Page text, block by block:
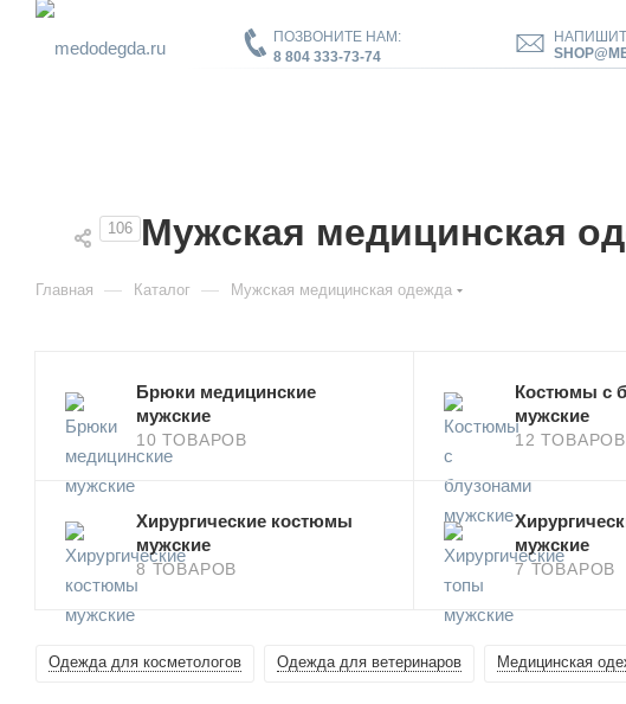
ПОЗВОНИТЕ НАМ:
8 804 333-73-74
Мужская медицинская
106
Главная — Каталог — Мужская медицинская одежда
Брюки медицинские
мужские
10 ТОВАРОВ
Костюмы с
мужские
12 ТОВАРОВ
Хирургические костюмы
мужские
8 ТОВАРОВ
мужские
7 ТОВАРОВ
Одежда для косметологов Одежда для ветеринаров Медицинская